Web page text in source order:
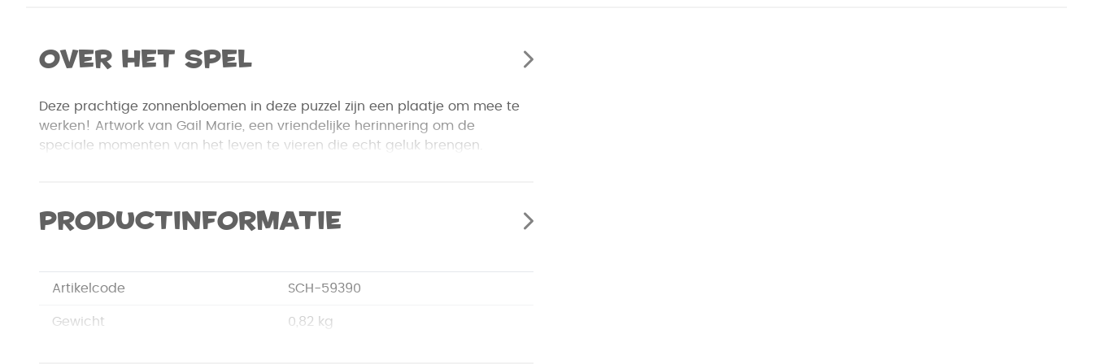
Over het spel
Deze prachtige zonnenbloemen in deze puzzel zijn een plaatje om mee te
werken! Artwork van Gail Marie, een vriendelijke herinnering om de
speciale momenten van het leven te vieren die echt geluk brengen.
Productinformatie
Artikelcode SCH-59390
Gewicht 0,82 kg